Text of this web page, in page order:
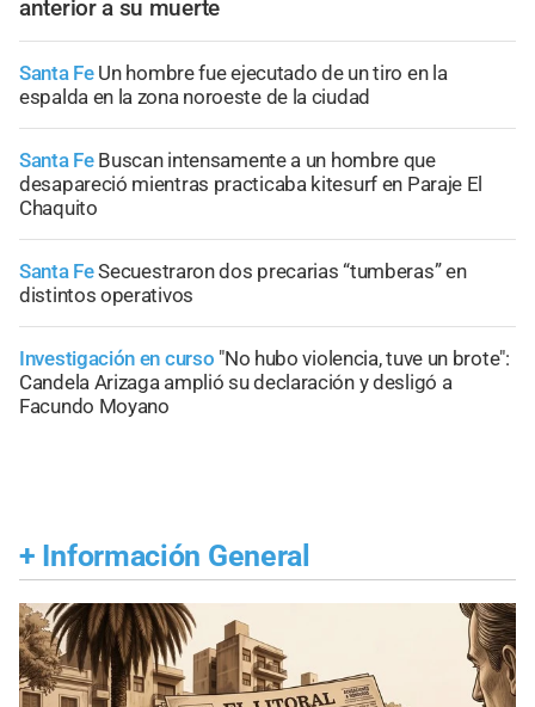
anterior a su muerte
Santa Fe Un hombre fue ejecutado de un tiro en la
espalda en la zona noroeste de la ciudad
Santa Fe Buscan intensamente a un hombre que
desapareció mientras practicaba kitesurf en Paraje El
Chaquito
Santa FeSecuestraron dos precarias “tumberas” en
distintos operativos
Investigación en curso "No hubo violencia, tuve un brote":
Candela Arizaga amplió su declaración y desligó a
Facundo Moyano
+ Información General